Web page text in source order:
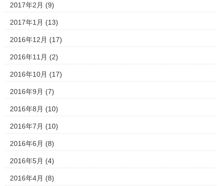
2017年2月 (9)
2017年1月 (13)
2016年12月 (17)
2016年11月 (2)
2016年10月 (17)
2016年9月 (7)
2016年8月 (10)
2016年7月 (10)
2016年6月 (8)
2016年5月 (4)
2016年4月 (8)